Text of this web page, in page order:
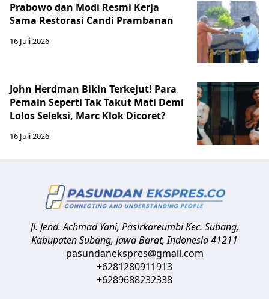
Prabowo dan Modi Resmi Kerja
Sama Restorasi Candi Prambanan
16 Juli 2026
John Herdman Bikin Terkejut! Para
Pemain Seperti Tak Takut Mati Demi
Lolos Seleksi, Marc Klok Dicoret?
16 Juli 2026
Jl. Jend. Achmad Yani, Pasirkareumbi Kec. Subang,
Kabupaten Subang, Jawa Barat,Indonesia41211
pasundanekspres@gmail.com
+6281280911913
+6289688232338